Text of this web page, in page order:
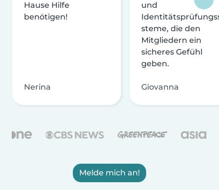
Hause Hilfe
benötigen!
Nerina
und
steme, die den
Mitgliedern ein
sicheres Gefühl
geben.
Giovanna
Melde mich an!